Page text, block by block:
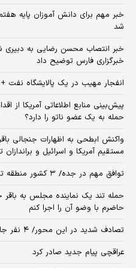
خبر مهم برای دانش آموزان پایه
شد
خبر انتصاب محسن رضایی به
خبرگزاری فارس توضیح داد
انفجار مهیب در یک پالایشگاه نفت +
پیش‌بینی منابع اطلاعاتی آمریکا از
حمله به یک عضو ناتو را دارد؟
واکنش ابطحی به اظهارات جنجالی
مستقیم آمریکا و اسرائیل و
توافق مهم در جده/ ۳ کشور منطقه توافقنامه نظامی امضا می‌کنند
حمله تند یک نماینده مجلس به
حاضرم با وضو آن را اجرا کنم
تصادف شدید در این محور/ ۴ نفر جان باختند
عراقچی پیام جدید صادر کرد